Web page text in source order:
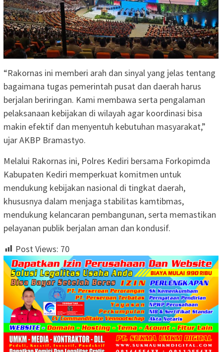
“Rakornas ini memberi arah dan sinyal yang jelas tentang
bagaimana tugas pemerintah pusat dan daerah harus
berjalan beriringan. Kami membawa serta pengalaman
pelaksanaan kebijakan di wilayah agar koordinasi bisa
makin efektif dan menyentuh kebutuhan masyarakat,”
ujar AKBP Bramastyo.
Melalui Rakornas ini, Polres Kediri bersama Forkopimda
Kabupaten Kediri memperkuat komitmen untuk
mendukung kebijakan nasional di tingkat daerah,
khususnya dalam menjaga stabilitas kamtibmas,
mendukung kelancaran pembangunan, serta memastikan
pelayanan publik berjalan aman dan kondusif.
Post Views: 70